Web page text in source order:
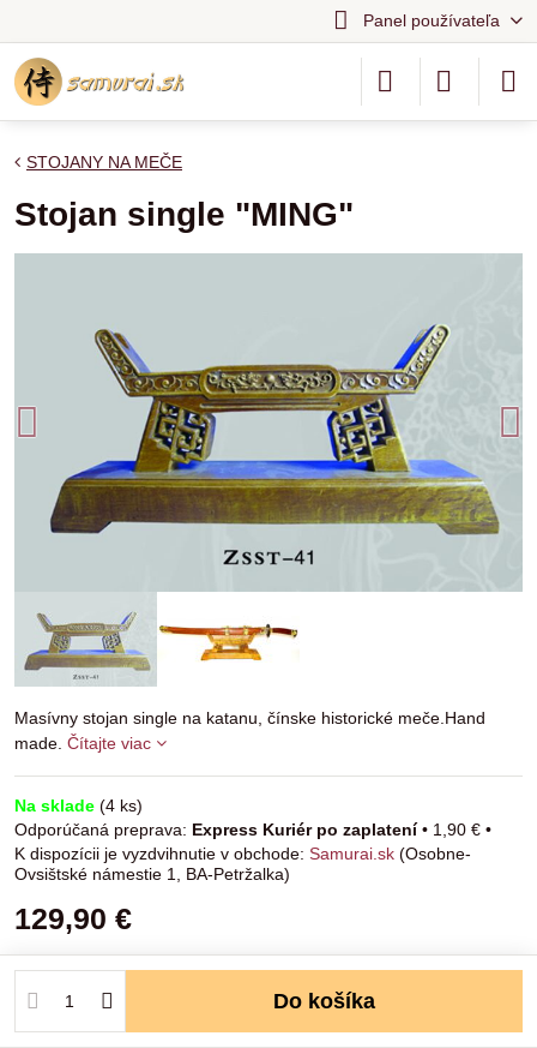
Panel používateľa
STOJANY NA MEČE
Stojan single "MING"
Masívny stojan single na katanu, čínske historické meče.Hand
made. Čítajte viac
Na sklade (4 ks)
Express Kuriér po zaplatení• 1,90 € •
Samurai.sk (Osobne-
Ovsištské námestie 1, BA-Petržalka)
129,90 €
Do košíka